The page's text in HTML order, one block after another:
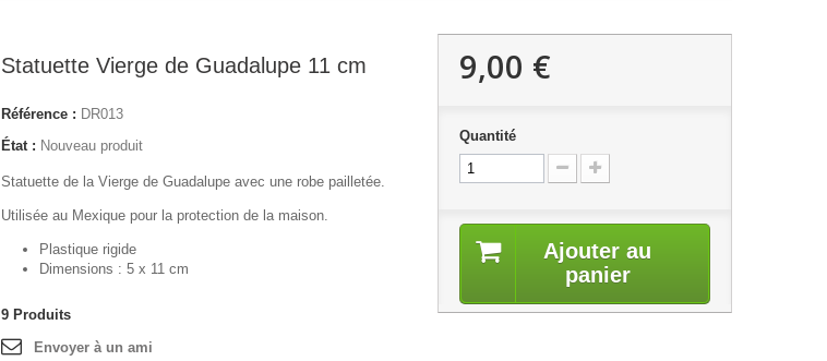
Statuette Vierge de Guadalupe 11 cm
Référence : DR013
État : Nouveau produit
Statuette de la Vierge de Guadalupe avec une robe pailletée.
Utilisée au Mexique pour la protection de la maison.
Plastique rigide
Dimensions : 5 x 11 cm
9 Produits
Envoyer à un ami
9,00 €
Quantité
Ajouter au
panier